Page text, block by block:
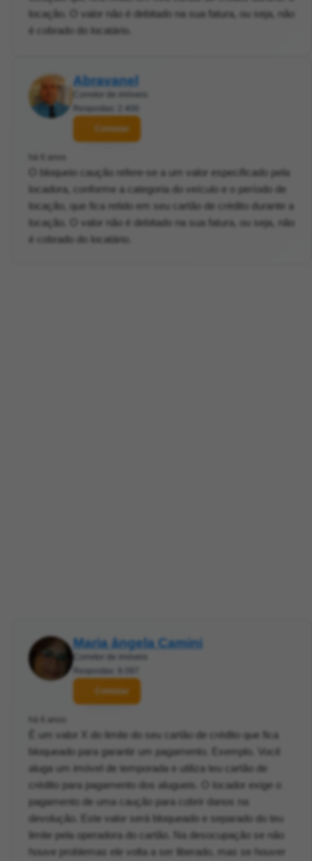
locação. O valor não é debitado na sua fatura, ou seja, não
é cobrado do locatário.
Abravanel
Corretor de imóveis
Respostas: 2.400
Contatar
há 6 anos
O bloqueio caução refere-se a um valor especificado pela
locadora, conforme a categoria do veículo e o período de
locação, que fica retido em seu cartão de crédito durante a
locação. O valor não é debitado na sua fatura, ou seja, não
é cobrado do locatário.
Maria ângela Camini
Corretor de imóveis
Respostas: 8.097
Contatar
há 6 anos
É um valor X do limite do seu cartão de crédito que fica
bloqueado para garantir um pagamento. Exemplo. Você
aluga um imóvel de temporada e utiliza teu cartão de
crédito para pagamento dos alugueis. O locador exige o
pagamento de uma caução para cobrir danos na
devolução. Este valor será bloqueado e separado do teu
limite pela operadora do cartão. Na desocupação se não
houve problemas ele volta a ser liberado, mas se houver